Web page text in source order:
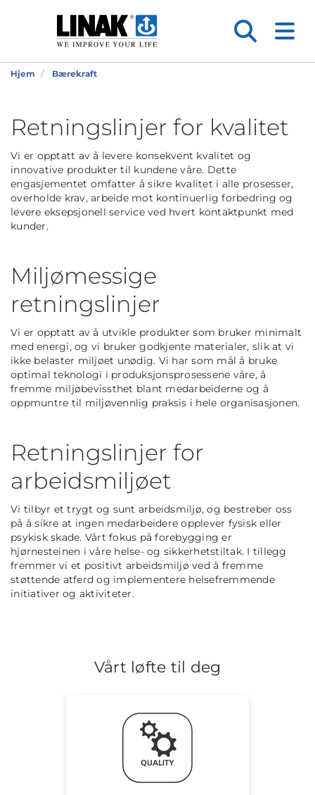
Hjem Bærekraft
Retningslinjer for kvalitet
Vi er opptatt av å levere konsekvent kvalitet og
innovative produkter til kundene våre. Dette
engasjementet omfatter å sikre kvalitet i alle prosesser,
overholde krav, arbeide mot kontinuerlig forbedring og
levere eksepsjonell service ved hvert kontaktpunkt med
kunder.
Miljømessige
retningslinjer
Vi er opptatt av å utvikle produkter som bruker minimalt
med energi, og vi bruker godkjente materialer, slik at vi
ikke belaster miljøet unødig. Vi har som mål å bruke
optimal teknologi i produksjonsprosessene våre, å
fremme miljøbevissthet blant medarbeiderne og å
oppmuntre til miljøvennlig praksis i hele organisasjonen.
Retningslinjer for
arbeidsmiljøet
Vi tilbyr et trygt og sunt arbeidsmiljø, og bestreber oss
på å sikre at ingen medarbeidere opplever fysisk eller
psykisk skade. Vårt fokus på forebygging er
hjørnesteinen i våre helse- og sikkerhetstiltak. I tillegg
fremmer vi et positivt arbeidsmiljø ved å fremme
støttende atferd og implementere helsefremmende
initiativer og aktiviteter.
Vårt løfte til deg